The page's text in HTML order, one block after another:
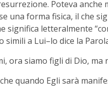
Poteva
una forma fisica, il che
significa letteralmente
simili a Lui–lo dice la
ora siamo figli di Dio,
quando Egli sarà